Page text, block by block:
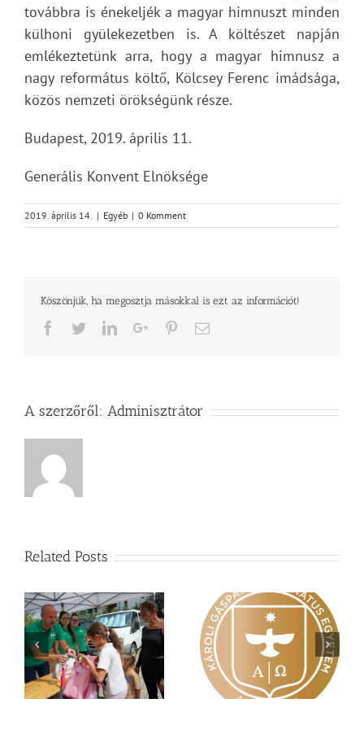
továbbra is énekeljék a magyar himnuszt minden
külhoni gyülekezetben is. A költészet napján
emlékeztetünk arra, hogy a magyar himnusz a
nagy református költő, Kölcsey Ferenc imádsága,
közös nemzeti örökségünk része.
Budapest, 2019. április 11.
Generális Konvent Elnöksége
2019. április 14. | Egyéb | 0 Komment
Köszönjük, ha megosztja másokkal is ezt az információt!
Facebook
TwitterLinkedInGoogle+PinterestEmail
A szerzőről: Adminisztrátor
Related Posts
Nagy érdeklődés övezi
a Károli képzéseit
Vasárnapi üzenet –
Zsoltárok 149